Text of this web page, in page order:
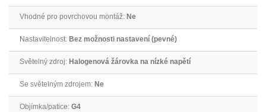
Vhodné pro povrchovou montáž: Ne
Nastavitelnost: Bez možnosti nastavení (pevné)
Světelný zdroj: Halogenová žárovka na nízké napětí
Se světelným zdrojem: Ne
Objímka/patice: G4